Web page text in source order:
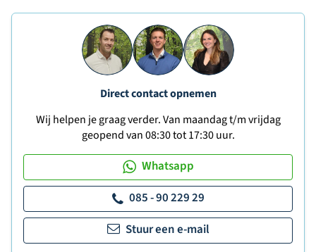
Direct contact opnemen
Wij helpen je graag verder. Van maandag t/m vrijdag
geopend van 08:30 tot 17:30 uur.
Whatsapp
085 - 90 229 29
Stuur een e-mail